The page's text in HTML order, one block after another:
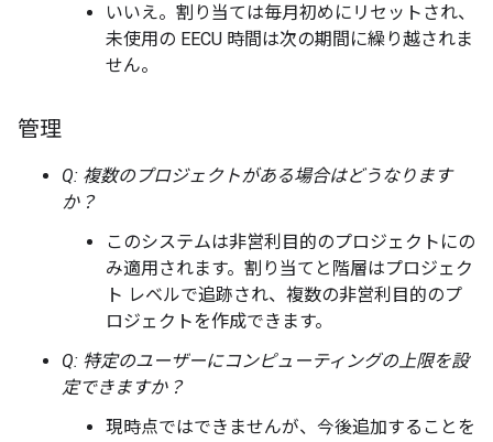
いいえ。割り当ては毎月初めにリセットされ、
未使用の EECU 時間は次の期間に繰り越されま
せん。
管理
Q: 複数のプロジェクトがある場合はどうなります
か？
このシステムは非営利目的のプロジェクトにの
み適用されます。割り当てと階層はプロジェク
ト レベルで追跡され、複数の非営利目的のプ
ロジェクトを作成できます。
Q: 特定のユーザーにコンピューティングの上限を設
定できますか？
現時点ではできませんが、今後追加することを